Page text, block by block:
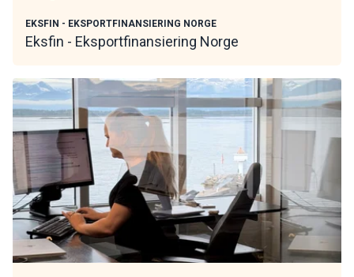
EKSFIN - EKSPORTFINANSIERING NORGE
Eksfin - Eksportfinansiering Norge